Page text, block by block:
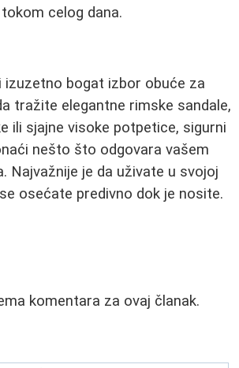
celog dana.
izuzetno bogat izbor obuće za
tražite elegantne rimske sandale,
ili sjajne visoke potpetice, sigurni
nešto što odgovara vašem
Najvažnije je da uživate u svojoj
osećate predivno dok je nosite.
komentara za ovaj članak.